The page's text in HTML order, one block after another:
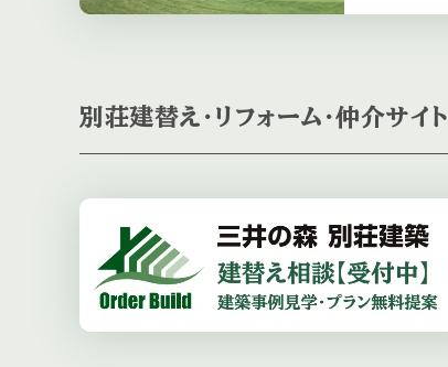
別荘建替え・リフォーム・仲介サイト